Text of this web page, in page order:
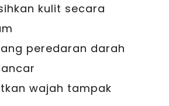
kulit secara
peredaran darah
wajah tampak